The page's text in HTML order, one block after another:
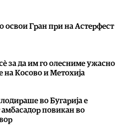
освои Гран при на Астерфест
за да им го олесниме ужасно
Косово и Метохија
во Бугарија е
повикан во